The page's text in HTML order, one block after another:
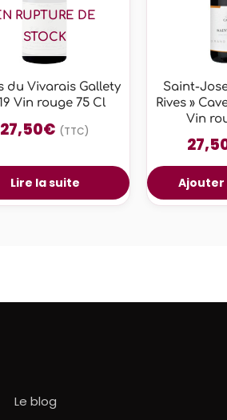
RUPTURE DE
STOCK
du Vivarais Gallety
Vin rouge 75 Cl
27,50€ (TTC)
Lire la suite
Saint-
Rives »
Vin
Ajouter
Le blog